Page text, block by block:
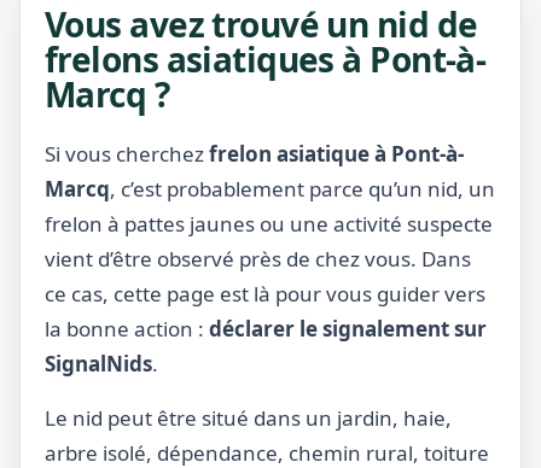
Vous avez trouvé un nid de
frelons asiatiques à Pont-à-
Marcq ?
Si vous cherchezfrelon asiatique à Pont-à-
Marcq, c’est probablement parce qu’un nid, un
frelon à pattes jaunes ou une activité suspecte
vient d’être observé près de chez vous. Dans
ce cas, cette page est là pour vous guider vers
la bonne action : déclarer le signalement sur
SignalNids.
Le nid peut être situé dans un jardin, haie,
arbre isolé, dépendance, chemin rural, toiture